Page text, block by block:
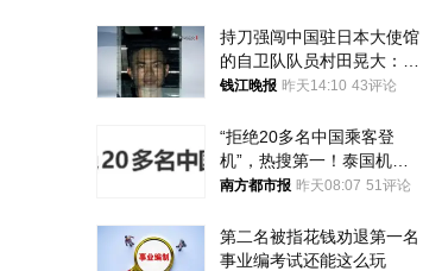
持刀强闯中国驻日本大使馆
的自卫队队员村田晃大：对
自己的行为深感后悔；曾申
钱江晚报 昨天14:10 43评论
“拒绝20多名中国乘客登
机”，热搜第一！泰国机场
方道歉
南方都市报 昨天08:07 51评论
第二名被指花钱劝退第一名
事业编考试还能这么玩